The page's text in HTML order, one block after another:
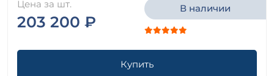
Цена за шт.
203 200 ₽
В наличии
Купить